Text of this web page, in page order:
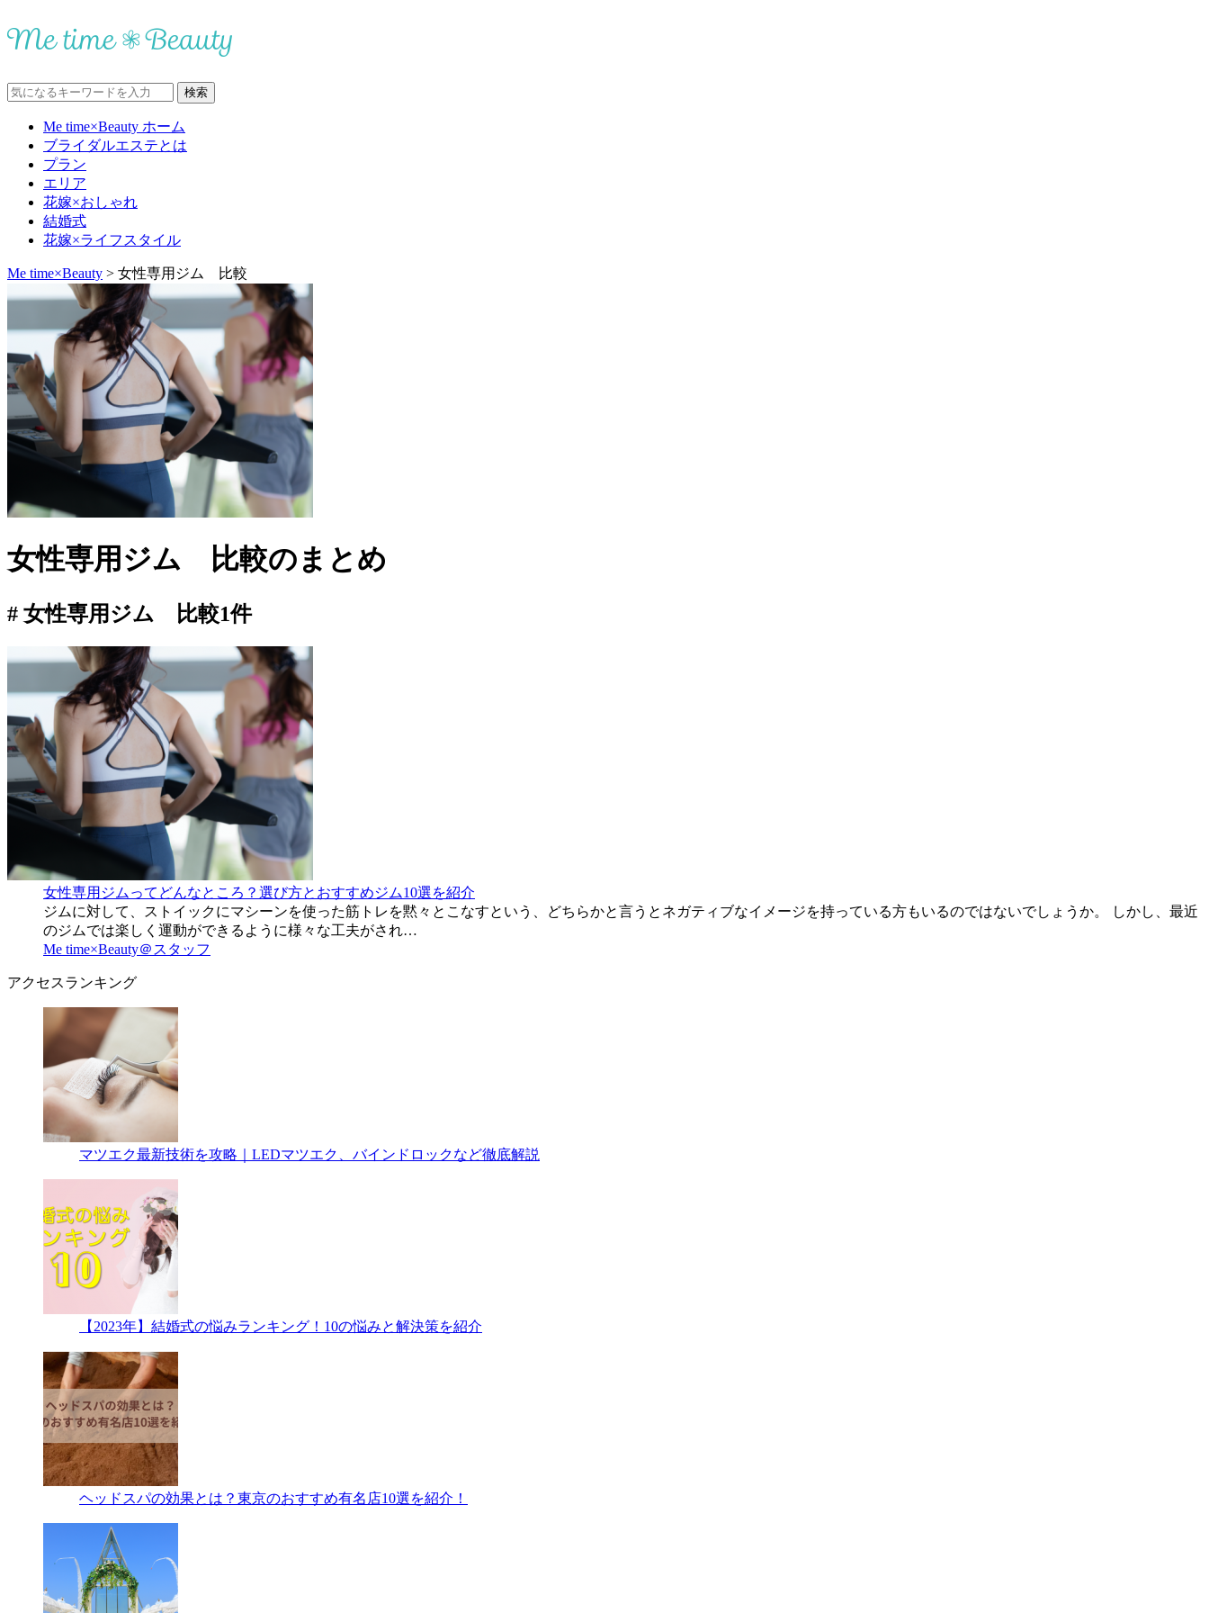
Me time×Beauty ホーム
ブライダルエステとは
プラン
エリア
花嫁×おしゃれ
結婚式
花嫁×ライフスタイル
Me time×Beauty > 女性専用ジム 比較
女性専用ジム 比較のまとめ
# 女性専用ジム 比較1件
女性専用ジムってどんなところ？選び方とおすすめジム10選を紹介
ジムに対して、ストイックにマシーンを使った筋トレを黙々とこなすという、どちらかと言うとネガティブなイメージを持っている方もいるのではないでしょうか。 しかし、最近
のジムでは楽しく運動ができるように様々な工夫がされ…
Me time×Beauty＠スタッフ
アクセスランキング
マツエク最新技術を攻略｜LEDマツエク、バインドロックなど徹底解説
【2023年】結婚式の悩みランキング！10の悩みと解決策を紹介
ヘッドスパの効果とは？東京のおすすめ有名店10選を紹介！